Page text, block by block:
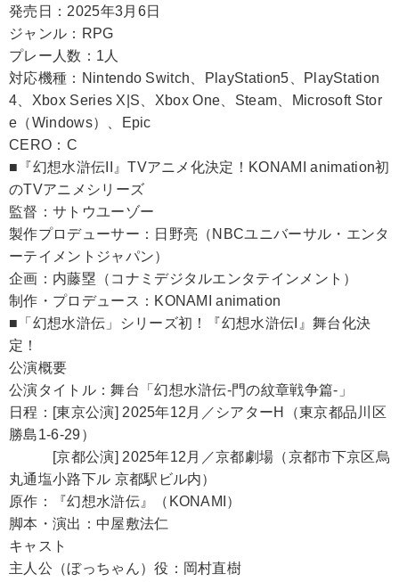
発売日：2025年3月6日
ジャンル：RPG
プレー人数：1人
対応機種：Nintendo Switch、PlayStation5、PlayStation
4、Xbox Series X|S、Xbox One、Steam、Microsoft Stor
e（Windows）、Epic
CERO：C
■『幻想水滸伝II』TVアニメ化決定！KONAMI animation初
のTVアニメシリーズ
監督：サトウユーゾー
製作プロデューサー：日野亮（NBCユニバーサル・エンタ
ーテイメントジャパン）
企画：内藤塁（コナミデジタルエンタテインメント）
制作・プロデュース：KONAMI animation
■「幻想水滸伝」シリーズ初！『幻想水滸伝I』舞台化決
定！
公演概要
公演タイトル：舞台「幻想水滸伝-門の紋章戦争篇-」
日程：[東京公演] 2025年12月／シアターH（東京都品川区
勝島1-6-29）
[京都公演] 2025年12月／京都劇場（京都市下京区烏
丸通塩小路下ル 京都駅ビル内）
原作：『幻想水滸伝』（KONAMI）
脚本・演出：中屋敷法仁
キャスト
主人公（ぼっちゃん）役：岡村直樹